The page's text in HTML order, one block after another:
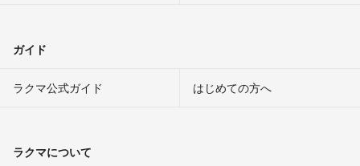
ガイド
ラクマ公式ガイド はじめての方へ
ラクマについて